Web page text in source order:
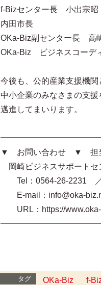
f-Bizセンター長 小出宗
内田市長
OKa-Biz副センター長 高
OKa-Biz ビジネスコーデ
今後も、公的産業支援機関
中小企業のみなさまの支援
邁進してまいります。
▼ お問い合わせ ▼ 担当
岡崎ビジネスサポート
Tel：0564-26-2231
E-mail：info@oka-
URL：https://
タグ OKa-Biz f-